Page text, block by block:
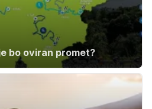
bo oviran promet?